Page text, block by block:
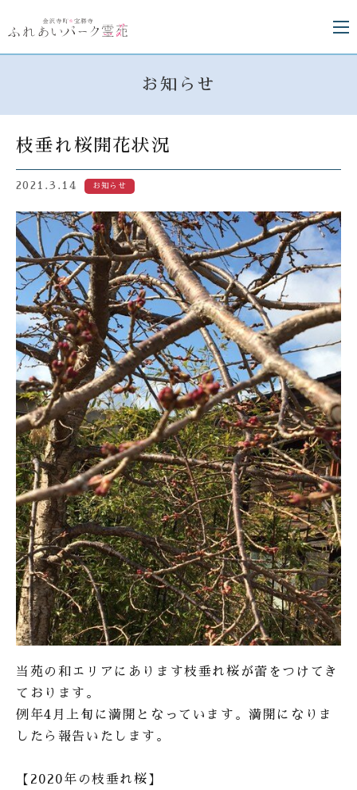
お知らせ
枝垂れ桜開花状況
2021.3.14 お知らせ
当苑の和エリアにあります枝垂れ桜が蕾をつけてき
ております。
例年4月上旬に満開となっています。満開になりま
したら報告いたします。
【2020年の枝垂れ桜】